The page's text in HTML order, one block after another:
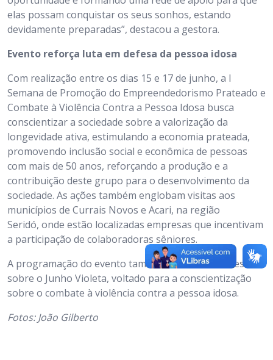
elas possam conquistar os seus sonhos, estando
devidamente preparadas”, destacou a gestora.
Evento reforça luta em defesa da pessoa idosa
Com realização entre os dias 15 e 17 de junho, a I
Semana de Promoção do Empreendedorismo Prateado e
Combate à Violência Contra a Pessoa Idosa busca
conscientizar a sociedade sobre a valorização da
longevidade ativa, estimulando a economia prateada,
promovendo inclusão social e econômica de pessoas
com mais de 50 anos, reforçando a produção e a
contribuição deste grupo para o desenvolvimento da
sociedade. As ações também englobam visitas aos
municípios de Currais Novos e Acari, na região
Seridó, onde estão localizadas empresas que incentivam
a participação de colaboradoras sêniores.
A programação do evento também inclui discussões
sobre o Junho Violeta, voltado para a conscientização
sobre o combate à violência contra a pessoa idosa.
Fotos: João Gilberto